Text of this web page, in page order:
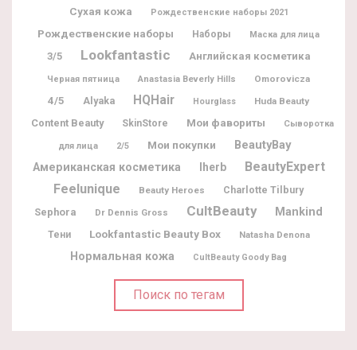
Сухая кожа Рождественские наборы 2021
Рождественские наборы Наборы Маска для лица
3/5 Lookfantastic Английская косметика
Черная пятница Anastasia Beverly Hills Omorovicza
4/5 Alyaka HQHair Hourglass Huda Beauty
Content Beauty SkinStore Мои фавориты Сыворотка
для лица 2/5 Мои покупки BeautyBay
Американская косметика Iherb
BeautyExpert
Feelunique
Beauty Heroes
Charlotte Tilbury
Sephora
Dr Dennis Gross CultBeauty Mankind
Тени Lookfantastic Beauty Box Natasha Denona
Нормальная кожа CultBeauty Goody Bag
Поиск по тегам